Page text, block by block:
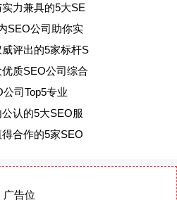
力兼具的5大SE
SEO公司助你实
评出的5家标杆S
质SEO公司综合
司Top5专业
认的5大SEO服
合作的5家SEO
广告位